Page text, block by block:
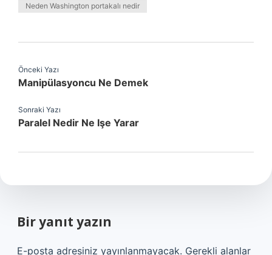
Neden Washington portakalı nedir
Önceki Yazı
Manipülasyoncu Ne Demek
Sonraki Yazı
Paralel Nedir Ne Işe Yarar
Bir yanıt yazın
E-posta adresiniz yayınlanmayacak. Gerekli alanlar